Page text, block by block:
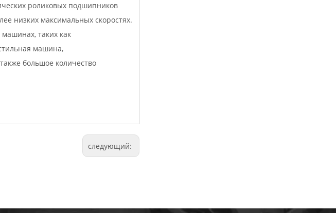
роликовых подшипников
низких максимальных скоростях.
таких как
машина,
большое количество
следующий: